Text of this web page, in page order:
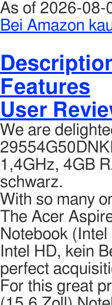
As of 2026-
Bei Amazon
Features
User
We are
1,4GHz, 4GB
schwarz.
With so many
The Acer
Notebook
Intel HD, kein
perfect
For this great